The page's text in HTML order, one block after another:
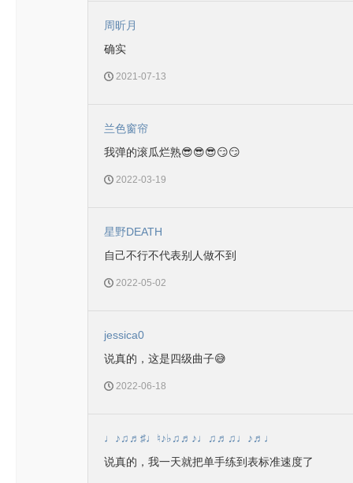
周昕月
确实
2021-07-13
兰色窗帘
我弹的滚瓜烂熟😎😎😎😏😏
2022-03-19
星野DEATH
自己不行不代表别人做不到
2022-05-02
jessica0
说真的，这是四级曲子😅
2022-06-18
♩♪♫♬♯♩♮♪♭♫♬♪♩♫♬♫♩♪♬♩
说真的，我一天就把单手练到表标准速度了